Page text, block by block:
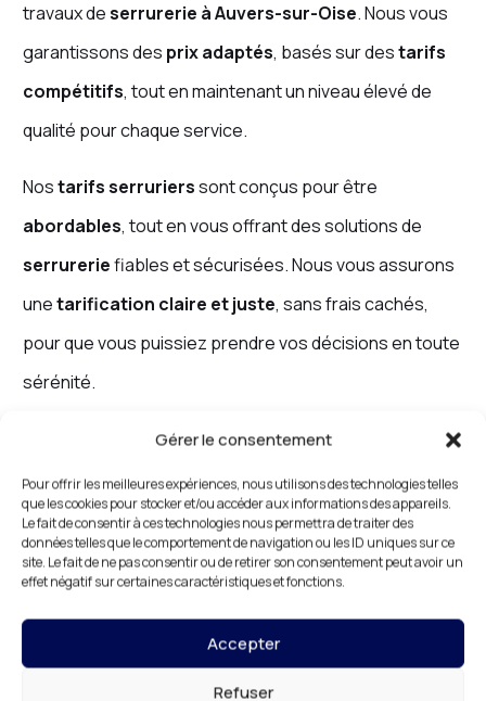
Gérer le consentement
Pour offrir les meilleures expériences, nous utilisons des technologies telles
que les cookies pour stocker et/ou accéder aux informations des appareils.
Le fait de consentir à ces technologies nous permettra de traiter des
données telles que le comportement de navigation ou les ID uniques sur ce
site. Le fait de ne pas consentir ou de retirer son consentement peut avoir un
effet négatif sur certaines caractéristiques et fonctions.
Accepter
Refuser
travaux deserrurerie à Auvers-sur-Oise. Nous vous
garantissons des prix adaptés, basés sur destarifs
compétitifs, tout en maintenant un niveau élevé de
qualité pour chaque service.
Nostarifs serrurierssont conçus pour être
abordables, tout en vous offrant des solutions de
serrureriefiables et sécurisées. Nous vous assurons
unetarification claire et juste, sans frais cachés,
pour que vous puissiez prendre vos décisions en toute
sérénité.
Serrurerie à Auvers-sur-Oise :
Une Expertise Inégalée pour
Votre Sécurité
Chaque intervention enserrurerienécessite une
approfondie, etDR HABITAT
Auvers-sur-Oise